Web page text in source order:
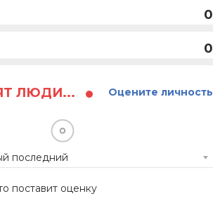
0
0
ЛЮДИ... Оцените личность
поставит оценку